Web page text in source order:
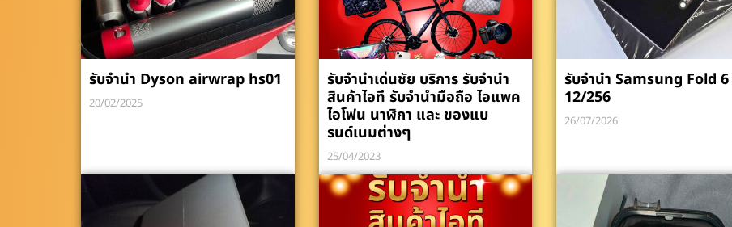
รับจำนำ Dyson airwrap hs01
20/02/2025
รับจำนำเด่นชัย บริการ รับจำนำ
สินค้าไอที รับจำนำมือถือ ไอแพค
ไอโฟน นาฬิกา และ ของแบ
รนด์เนมต่างๆ
25/04/2023
รับจำนำ Samsung Fold 6
12/256
26/07/2026